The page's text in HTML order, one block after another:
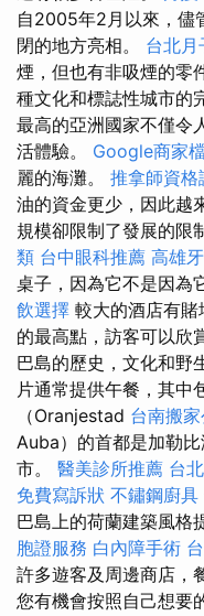
自2005年2月以來，儘
閉的地方亮相。 台北月
煙，但也有非吸煙的零
種文化和標誌性城市的
最高的亞洲國家不僅令
活體驗。 Google商家
麗的海灘。 推拿師資格
油的資金更少，因此越
規模卻限制了發展的限
類 台中眼科推薦 高雄
桌子，因為它不是因為
飲選擇 較大的酒店有
的最高點，訪客可以欣
巴島的歷史，文化和野
片通常提供午餐，其中
（Oranjestad 台南搬家
Auba）的首都是加勒
市。 醫美診所推薦 台
免費寫訴狀 不鏽鋼廚具
巴島上的荷蘭建築風格
胞證服務 白內障手術
許多遊客及周邊商店，
您有機會按照自己想要